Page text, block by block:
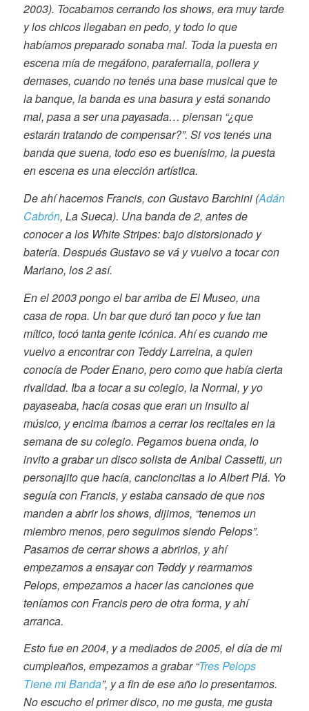
2003). Tocabamos cerrando los shows, era muy tarde
y los chicos llegaban en pedo, y todo lo que
habíamos preparado sonaba mal. Toda la puesta en
escena mía de megáfono, parafernalia, pollera y
demases, cuando no tenés una base musical que te
la banque, la banda es una basura y está sonando
mal, pasa a ser una payasada… piensan “¿que
estarán tratando de compensar?”. Si vos tenés una
banda que suena, todo eso es buenísimo, la puesta
en escena es una elección artística.
De ahí hacemos Francis, con Gustavo Barchini (Adán
Cabrón, La Sueca). Una banda de 2, antes de
conocer a los White Stripes: bajo distorsionado y
batería. Después Gustavo se vá y vuelvo a tocar con
Mariano, los 2 así.
En el 2003 pongo el bar arriba de El Museo, una
casa de ropa. Un bar que duró tan poco y fue tan
mítico, tocó tanta gente icónica. Ahí es cuando me
vuelvo a encontrar con Teddy Larreina, a quien
conocía de Poder Enano, pero como que había cierta
rivalidad. Iba a tocar a su colegio, la Normal, y yo
payaseaba, hacía cosas que eran un insulto al
músico, y encima íbamos a cerrar los recitales en la
semana de su colegio. Pegamos buena onda, lo
invito a grabar un disco solista de Anibal Cassetti, un
personajito que hacía, cancioncitas a lo Albert Plá. Yo
seguía con Francis, y estaba cansado de que nos
manden a abrir los shows, dijimos, “tenemos un
miembro menos, pero seguimos siendo Pelops”.
Pasamos de cerrar shows a abrirlos, y ahí
empezamos a ensayar con Teddy y rearmamos
Pelops, empezamos a hacer las canciones que
teníamos con Francis pero de otra forma, y ahí
arranca.
Esto fue en 2004, y a mediados de 2005, el día de mi
cumpleaños, empezamos a grabar “Tres Pelops
Tiene mi Banda”, y a fin de ese año lo presentamos.
No escucho el primer disco, no me gusta, me gusta